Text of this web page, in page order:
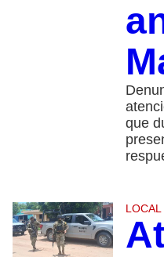
que
LOCAL